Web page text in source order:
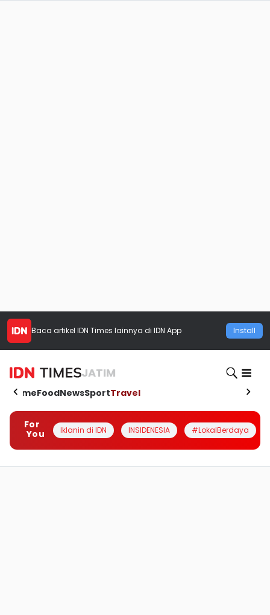
Baca artikel IDN Times lainnya di IDN App Install
JATIM
HomeFoodNewsSportTravel
For
You
Iklanin di IDN INSIDENESIA #LokalBerdaya